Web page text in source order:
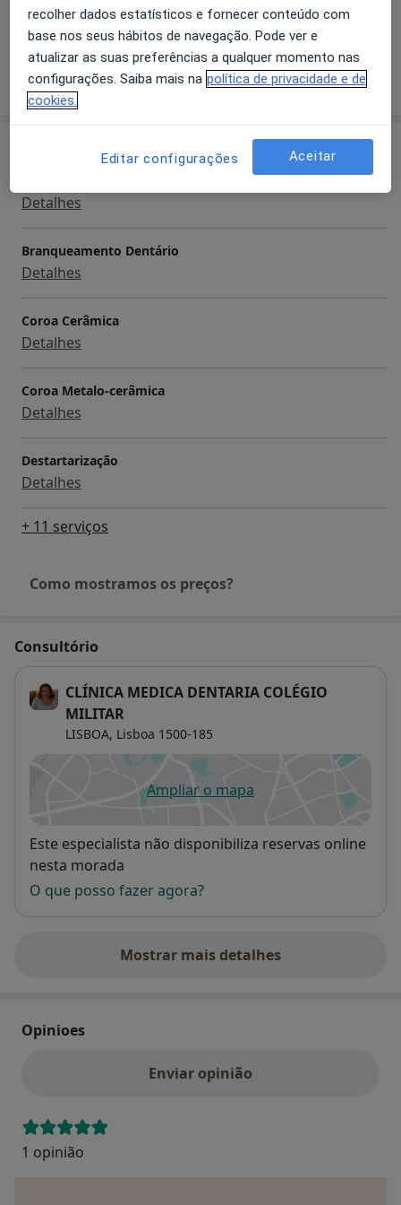
Doenças Da Gengiva
+6a11y_sr_more_diseases
Mostrar mais detalhes
sobre a experiência
Detalhes
Branqueamento Dentário
Detalhes
Coroa Cerâmica
Detalhes
Coroa Metalo-cerâmica
Detalhes
Destartarização
Detalhes
+ 11 serviços
Como mostramos os preços?
Consultório
CLÍNICA MEDICA DENTARIA COLÉGIO
MILITAR
LISBOA, Lisboa 1500-185
Ampliar o mapaabre num novo separador
Disponibilidade
Este especialista não disponibiliza reservas online
nesta morada
O que posso fazer agora?
Mostrar mais detalhes
sobre o endereço
Opinioes
Enviar opinião
1 opinião
recolher dados estatísticos e fornecer conteúdo com
base nos seus hábitos de navegação. Pode ver e
atualizar as suas preferências a qualquer momento nas
configurações. Saiba mais na política de privacidade e de
cookies.
Editar configurações Aceitar